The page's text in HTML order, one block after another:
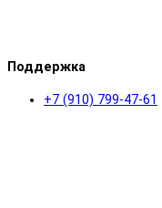
Поддержка
+7 (910) 799-47-61